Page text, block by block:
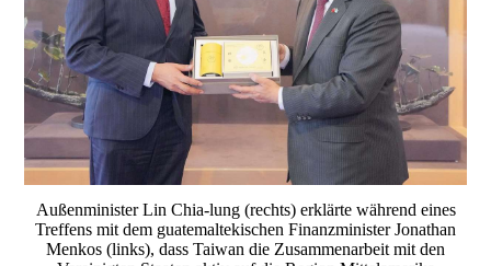
Außenminister Lin Chia-lung (rechts) erklärte während eines
Treffens mit dem guatemaltekischen Finanzminister Jonathan
Menkos (links), dass Taiwan die Zusammenarbeit mit den